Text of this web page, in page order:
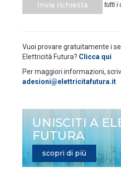
Invia richiesta tutti i
Vuoi provare gratuitamente i
Elettricità Futura? Clicca qui
Per maggiori informazioni,
adesioni@elettricitafutura.it
UNISCITI A
FUTURA
scopri di più